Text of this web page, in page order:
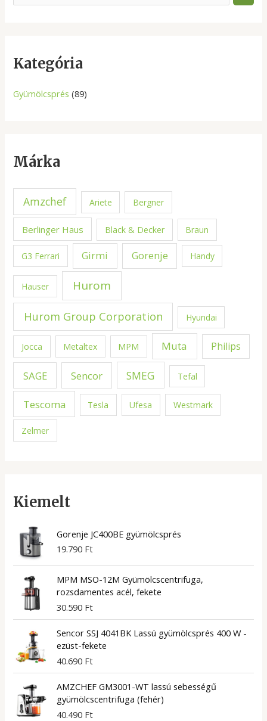
e
c
Kategória
Gyümölcsprés (89)
Márka
Amzchef Ariete Bergner
Berlinger Haus Black & Decker Braun
G3 Ferrari Girmi Gorenje Handy
Hauser Hurom
Hurom Group Corporation Hyundai
Jocca Metaltex MPM Muta Philips
SAGE Sencor SMEG Tefal
Tescoma Tesla Ufesa Westmark
Zelmer
Kiemelt
Gorenje JC400BE gyümölcsprés
19.790 Ft
MPM MSO-12M Gyümölcscentrifuga,
rozsdamentes acél, fekete
30.590 Ft
Sencor SSJ 4041BK Lassú gyümölcsprés 400 W -
ezüst-fekete
40.690 Ft
AMZCHEF GM3001-WT lassú sebességű
gyümölcscentrifuga (fehér)
40.490 Ft